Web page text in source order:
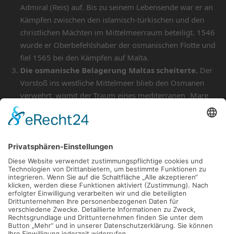
Admiral (Reis) auf. Bis zu seinem Lebensende war er an
Kämpfen zwischen den islamisch-türkischen und den
christlichen Mächten im Mittelmeerraum beteiligt. 1546
wurde er Oberbefehlshaber der osmanischen Flotte und
fiel 1565 bei den Kämpfen auf Malta.
Die osmanische Belagerung Maltas scheiterte. Der
Vorstoß ins westliche Mittelmeer blieb den Osmanen
verwehrt, womit der Traum eines mediterranen „Mare
Turgut Reiswird heute als
Alle Münzen/Medaillen im Überblick
Post
VORIGER BEITRAG
Juli 2025